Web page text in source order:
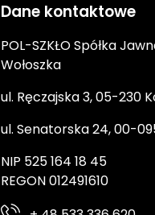
Dane kontaktowe
POL-SZKŁO Spółka
Wołoszka
ul. Ręczajska 3, 05-230
ul. Senatorska 24, 00-
NIP 525 164 18 45
REGON 012491610